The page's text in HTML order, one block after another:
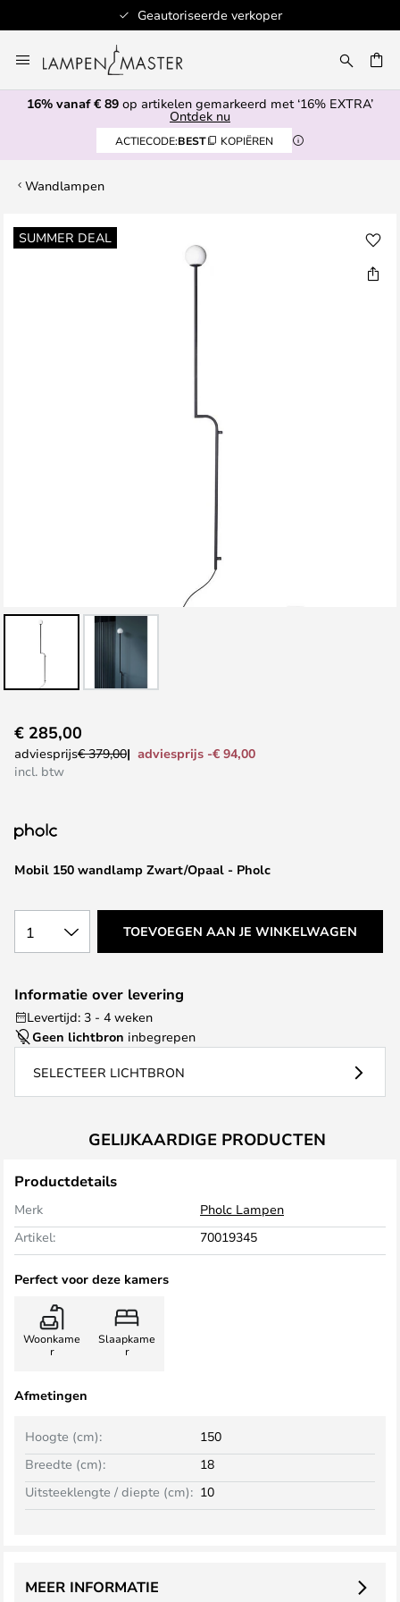
Geautoriseerde verkoper
naar
de
inhoud
16% vanaf € 89 op artikelen gemarkeerd met ‘16% EXTRA’
Ontdek nu
ACTIECODE:BEST KOPIËREN
Wandlampen
SUMMER DEAL
Ga
naar
naar
het
de
gallerij
Mobil 150 wandlamp Zwart/Opaal - Pholc
€ 285,00
adviesprijs€ 379,00
adviesprijs -€ 94,00
incl. btw
1 TOEVOEGEN AAN JE WINKELWAGEN
Informatie over levering
Levertijd: 3 - 4 weken
Geen lichtbron inbegrepen
SELECTEER LICHTBRON
GELIJKAARDIGE PRODUCTEN
Productdetails
Merk
Pholc Lampen
Artikel:
70019345
Perfect voor deze kamers
Woonkame
r
Slaapkame
r
Afmetingen
Breedte (cm): 18
Hoogte (cm): 150
Uitsteeklengte / diepte (cm): 10
MEER INFORMATIE